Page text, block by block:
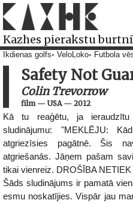
Kazhes pierakstu
Ikdienas golfs VeloLoko Futbola
Safety Not
Colin Trevorrow
film— USA— 2012
Kā tu reaģētu, ja
sludinājumu: "MEKLĒJU:
atgriezīsies pagātnē. Šis
atgriešanās. Jāņem pašam
tikai vienreiz. DROŠĪBA
Šāds sludinājums ir pamatā
esmu noskatījies. Vispār jau